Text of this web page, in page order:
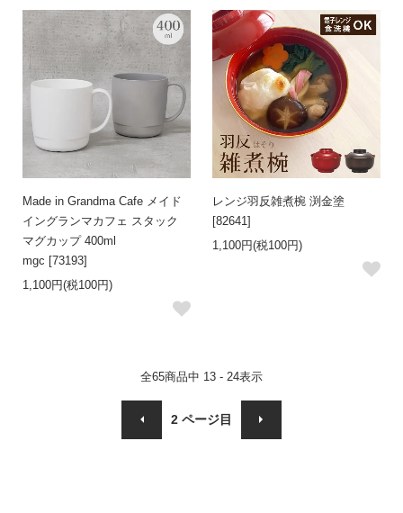
Made in Grandma Cafe メイド
イングランマカフェ スタック
マグカップ 400ml
mgc [73193]
1,100円(税100円)
レンジ羽反雑煮椀 渕金塗
[82641]
1,100円(税100円)
全65商品中 13 - 24表示
2 ページ目